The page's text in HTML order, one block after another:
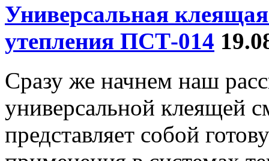
Универсальная
утепления ПСТ-014
Сразу же начнем наш
универсальной клеящей
представляет собой